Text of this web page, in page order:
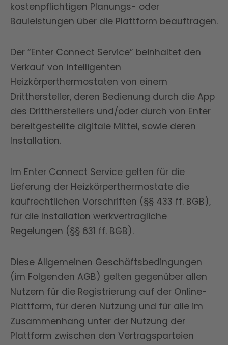
kostenpflichtigen Planungs- oder
Bauleistungen über die Plattform beauftragen.
Der “Enter Connect Service” beinhaltet den
Verkauf von intelligenten
Heizkörperthermostaten von einem
Dritthersteller, deren Bedienung durch die App
des Drittherstellers und/oder durch von Enter
bereitgestellte digitale Mittel, sowie deren
Installation.
Im Enter Connect Service gelten für die
Lieferung der Heizkörperthermostate die
kaufrechtlichen Vorschriften (§§ 433 ff. BGB),
für die Installation werkvertragliche
Regelungen (§§ 631 ff. BGB).
Diese Allgemeinen Geschäftsbedingungen
(im Folgenden AGB) gelten gegenüber allen
Nutzern für die Registrierung auf der Online-
Plattform, für deren Nutzung und für alle im
Zusammenhang unter der Nutzung der
Plattform zwischen den Vertragsparteien